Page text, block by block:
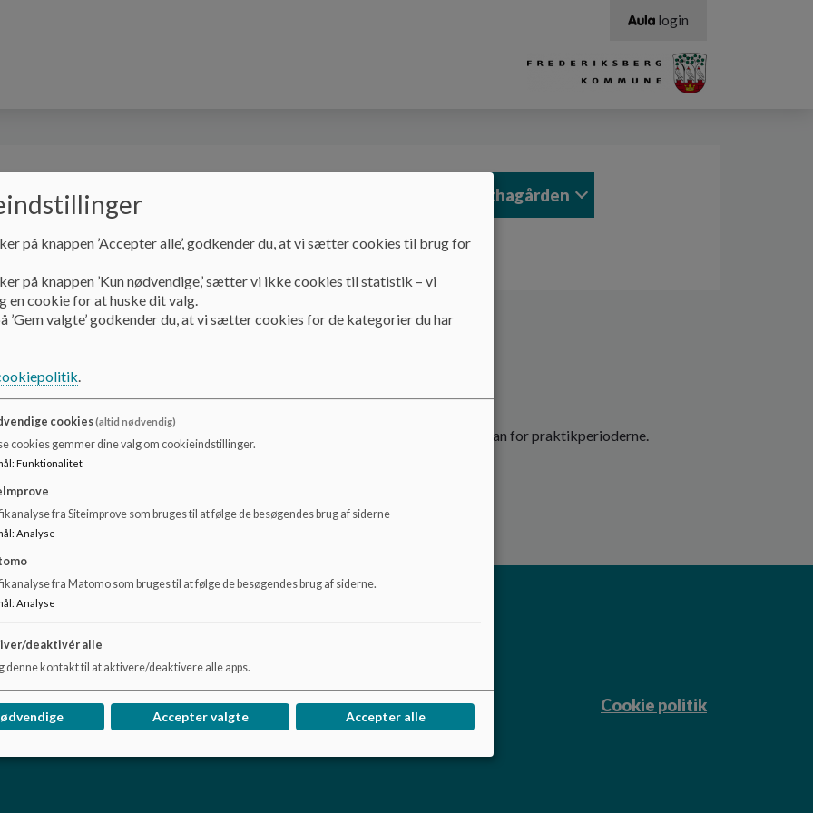
login
Til nye forældre Job i Marthagården
Job i Marthagården For studerende
For studerende
Herunder finder du Marthagårdens praktikbeskrivelse og uddannelsesplan for praktikperioderne.
Dokumenter
Cookie politik
på knappen ’Accepter alle’, godkender du, at vi sætter cookies til brug for
på knappen ’Kun nødvendige,’ sætter vi ikke cookies til statistik – vi
en cookie for at huske dit valg.
’Gem valgte’ godkender du, at vi sætter cookies for de kategorier du har
.
cookies(altid nødvendig)
cookies gemmer dine valg om cookieindstillinger.
: Funktionalitet
fra Siteimprove som bruges til at følge de besøgendes brug af siderne
: Analyse
fra Matomo som bruges til at følge de besøgendes brug af siderne.
: Analyse
deaktivér alle
denne kontakt til at aktivere/deaktivere alle apps.
Accepter valgte Accepter alle